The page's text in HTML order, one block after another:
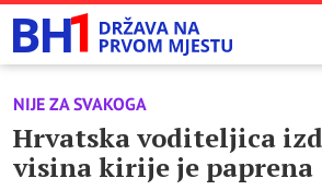
NIJE ZA SVAKOGA
Hrvatska voditeljica
visina kirije je paprena